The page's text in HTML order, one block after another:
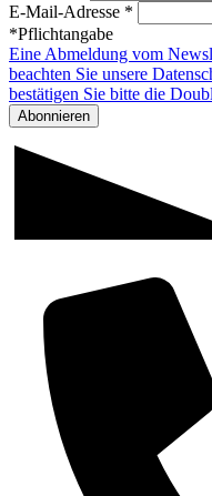
E-Mail-Adresse *
*Pflichtangabe
Eine Abmeldung vom
beachten Sie unsere
bestätigen Sie bitte die